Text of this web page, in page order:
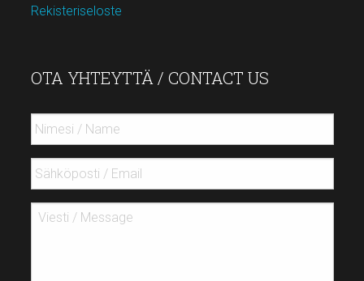
Rekisteriseloste
OTA YHTEYTTÄ / CONTACT US